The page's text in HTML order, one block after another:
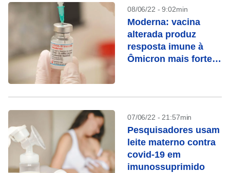
08/06/22 - 9:02min
Moderna: vacina
alterada produz
resposta imune à
Ômicron mais forte
07/06/22 - 21:57min
Pesquisadores usam
leite materno contra
covid-19 em
imunossuprimido